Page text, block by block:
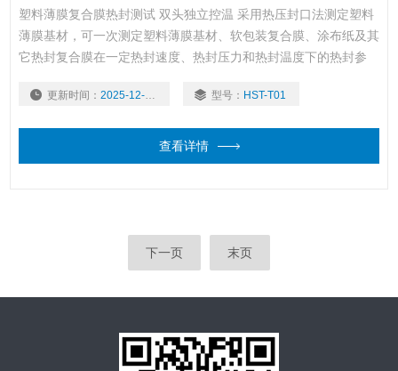
塑料薄膜复合膜热封测试 双头独立控温 采用热压封口法测定塑料
薄膜基材，可一次测定塑料薄膜基材、软包装复合膜、涂布纸及其
它热封复合膜在一定热封速度、热封压力和热封温度下的热封参
同的热封性能，其封口工艺参数可能差别很大。使用该设备可准
更新时间： 2025-12-01 型号： HST-T01
查看详情
下一页 末页